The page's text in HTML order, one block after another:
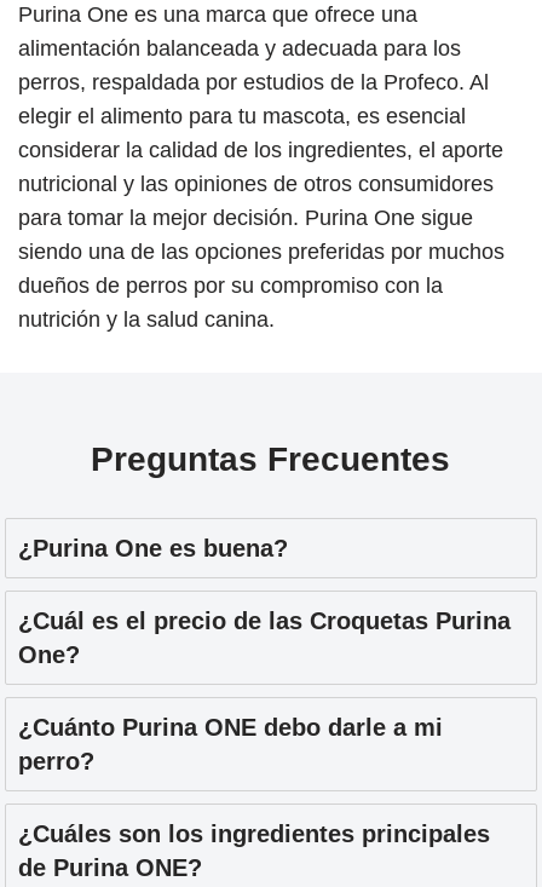
Purina One es una marca que ofrece una
alimentación balanceada y adecuada para los
perros, respaldada por estudios de la Profeco. Al
elegir el alimento para tu mascota, es esencial
considerar la calidad de los ingredientes, el aporte
nutricional y las opiniones de otros consumidores
para tomar la mejor decisión. Purina One sigue
siendo una de las opciones preferidas por muchos
dueños de perros por su compromiso con la
nutrición y la salud canina.
Preguntas Frecuentes
¿Purina One es buena?
¿Cuál es el precio de las Croquetas Purina
One?
¿Cuánto Purina ONE debo darle a mi
perro?
¿Cuáles son los ingredientes principales
de Purina ONE?